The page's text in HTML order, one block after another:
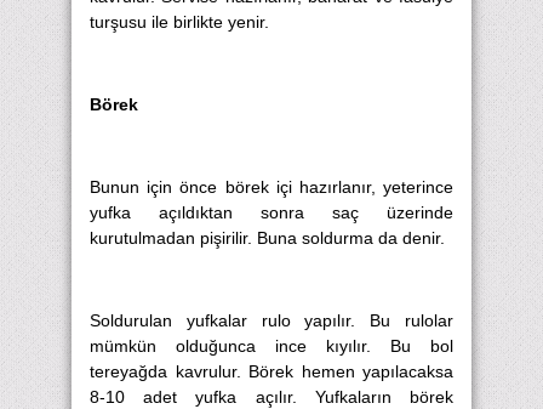
turşusu ile birlikte yenir.
Börek
Bunun için önce börek içi hazırlanır, yeterince
yufka açıldıktan sonra saç üzerinde
kurutulmadan pişirilir. Buna soldurma da denir.
Soldurulan yufkalar rulo yapılır. Bu rulolar
mümkün olduğunca ince kıyılır. Bu bol
tereyağda kavrulur. Börek hemen yapılacaksa
8-10 adet yufka açılır. Yufkaların börek